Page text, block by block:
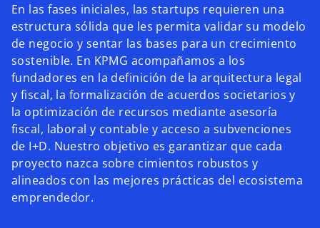
En las fases iniciales, las startups requieren una
estructura sólida que les permita validar su modelo
de negocio y sentar las bases para un crecimiento
sostenible. En KPMG acompañamos a los
fundadores en la definición de la arquitectura legal
y fiscal, la formalización de acuerdos societarios y
la optimización de recursos mediante asesoría
fiscal, laboral y contable y acceso a subvenciones
de I+D. Nuestro objetivo es garantizar que cada
proyecto nazca sobre cimientos robustos y
alineados con las mejores prácticas del ecosistema
emprendedor.